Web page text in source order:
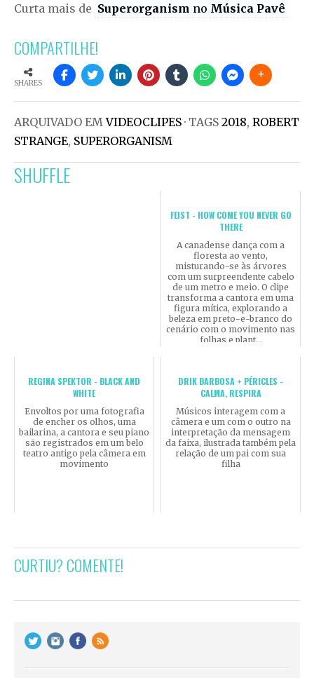
Curta mais de Superorganism no Música Pavê
COMPARTILHE!
SHARES
ARQUIVADO EMVIDEOCLIPES · TAGS 2018, ROBERT
STRANGE, SUPERORGANISM
SHUFFLE
FEIST - HOW COME YOU NEVER GO
THERE
A canadense dança com a
floresta ao vento,
misturando-se às árvores
com um surpreendente cabelo
de um metro e meio. O clipe
transforma a cantora em uma
figura mítica, explorando a
beleza em preto-e-branco do
cenário com o movimento nas
folhas e plant...
REGINA SPEKTOR - BLACK AND
WHITE
Envoltos por uma fotografia
de encher os olhos, uma
bailarina, a cantora e seu piano
são registrados em um belo
teatro antigo pela câmera em
movimento
DRIK BARBOSA + PÉRICLES -
CALMA, RESPIRA
Músicos interagem com a
câmera e um com o outro na
interpretação da mensagem
da faixa, ilustrada também pela
relação de um pai com sua
filha
CURTIU? COMENTE!